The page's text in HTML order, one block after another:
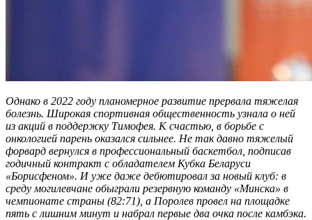
Однако в 2022 году планомерное развитие прервала тяжелая
болезнь. Широкая спортивная общественность узнала о ней
из акций в поддержку Тимофея. К счастью, в борьбе с
онкологией парень оказался сильнее. Не так давно тяжелый
форвард вернулся в профессиональный баскетбол, подписав
годичный контракт с обладателем Кубка Беларуси
«Борисфеном». И уже даже дебютировал за новый клуб: в
среду могилевчане обыграли резервную команду «Минска» в
чемпионате страны (82:71), а Поролев провел на площадке
пять с лишним минут и набрал первые два очка после камбэка.